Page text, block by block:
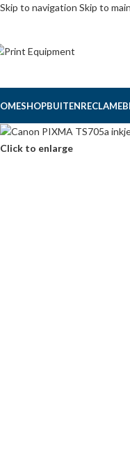
Skip to navigation Skip to
SHOPBUITENRECLAME
Click to enlarge